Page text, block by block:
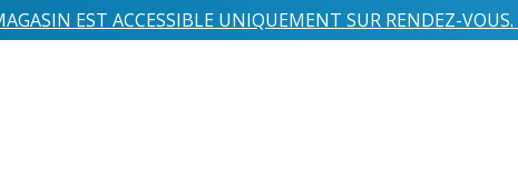
EST ACCESSIBLE UNIQUEMENT SUR RENDEZ-VOUS.